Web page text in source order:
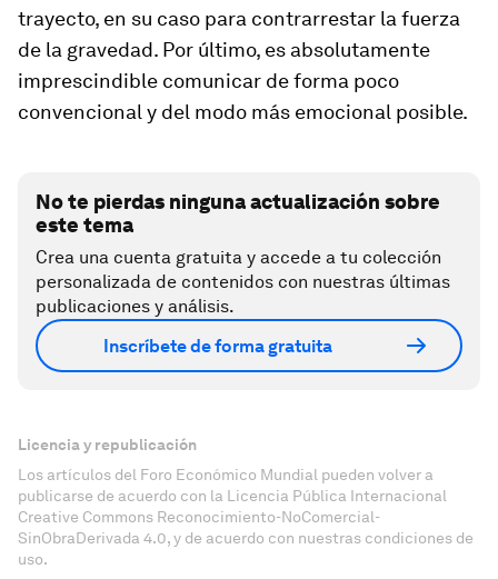
trayecto, en su caso para contrarrestar la fuerza
de la gravedad. Por último, es absolutamente
imprescindible comunicar de forma poco
convencional y del modo más emocional posible.
No te pierdas ninguna actualización sobre
este tema
Crea una cuenta gratuita y accede a tu colección
personalizada de contenidos con nuestras últimas
publicaciones y análisis.
Inscríbete de forma gratuita
Licencia y republicación
Los artículos del Foro Económico Mundial pueden volver a
publicarse de acuerdo con la Licencia Pública Internacional
Creative Commons Reconocimiento-NoComercial-
SinObraDerivada 4.0, y de acuerdo con nuestras condiciones de
uso.